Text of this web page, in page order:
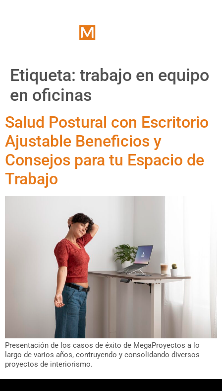
Etiqueta: trabajo en equipo
en oficinas
Salud Postural con Escritorio
Ajustable Beneficios y
Consejos para tu Espacio de
Trabajo
Presentación de los casos de éxito de MegaProyectos a lo
largo de varios años, contruyendo y consolidando diversos
proyectos de interiorismo.